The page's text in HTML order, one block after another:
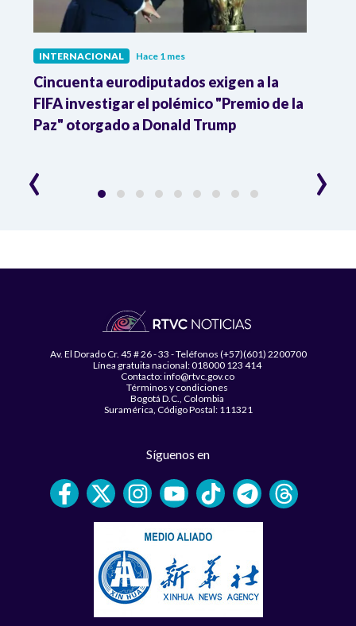
INTERNACIONAL Hace 1 mes
Cincuenta eurodiputados exigen a la
FIFA investigar el polémico "Premio de la
Paz" otorgado a Donald Trump
‹ ›
Av. El Dorado Cr. 45 # 26 - 33 - Teléfonos (+57)(601) 2200700
Línea gratuita nacional: 018000 123 414
Contacto: info@rtvc.gov.co
Términos y condiciones
Bogotá D.C., Colombia
Suramérica, Código Postal: 111321
Síguenos en